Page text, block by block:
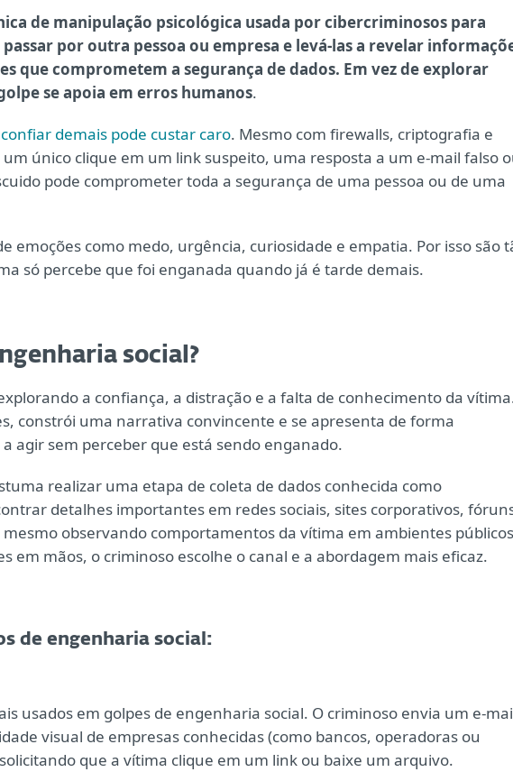
de manipulação psicológica usada por cibercriminosos para
por outra pessoa ou empresa e levá-las a revelar
que comprometem a segurança de dados. Em vez de explorar
se apoia em erros humanos.
confiar demais pode custar caro. Mesmo com firewalls, criptografia e
único clique em um link suspeito, uma resposta a um e-mail falso
pode comprometer toda a segurança de uma pessoa ou de uma
emoções como medo, urgência, curiosidade e empatia. Por isso são
só percebe que foi enganada quando já é tarde demais.
social?
a confiança, a distração e a falta de conhecimento da
constrói uma narrativa convincente e se apresenta de forma
agir sem perceber que está sendo enganado.
realizar uma etapa de coleta de dados conhecida como
detalhes importantes em redes sociais, sites corporativos,
observando comportamentos da vítima em ambientes
em mãos, o criminoso escolhe o canal e a abordagem mais eficaz.
de engenharia social:
usados em golpes de engenharia social. O criminoso envia um e-
visual de empresas conhecidas (como bancos, operadoras ou
que a vítima clique em um link ou baixe um arquivo.